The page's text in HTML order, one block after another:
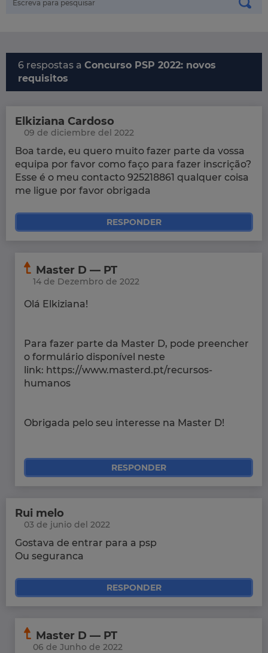
6 respostas a Concurso PSP 2022: novos
requisitos
Elkiziana Cardoso
09 de diciembre del 2022
Boa tarde, eu quero muito fazer parte da vossa
equipa por favor como faço para fazer inscrição?
Esse é o meu contacto 925218861 qualquer coisa
me ligue por favor obrigada
RESPONDER
Master D — PT
14 de Dezembro de 2022
Olá Elkiziana!
Para fazer parte da Master D, pode preencher
o formulário disponível neste
link: https://www.masterd.pt/recursos-
humanos
Obrigada pelo seu interesse na Master D!
RESPONDER
Rui melo
03 de junio del 2022
Gostava de entrar para a psp
Ou seguranca
RESPONDER
Master D — PT
06 de Junho de 2022